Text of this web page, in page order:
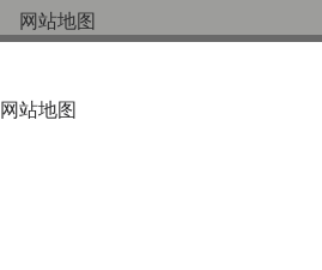
网站地图
网站地图